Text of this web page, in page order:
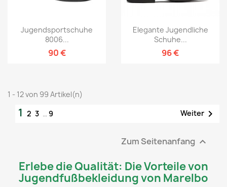
Jugendsportschuhe
8006...
90 €
Elegante Jugendliche
Schuhe...
96 €
1 - 12 von 99 Artikel(n)
1 2 3 … 9 Weiter 
Zum Seitenanfang 
Erlebe die Qualität: Die Vorteile von
Jugendfußbekleidung von Marelbo